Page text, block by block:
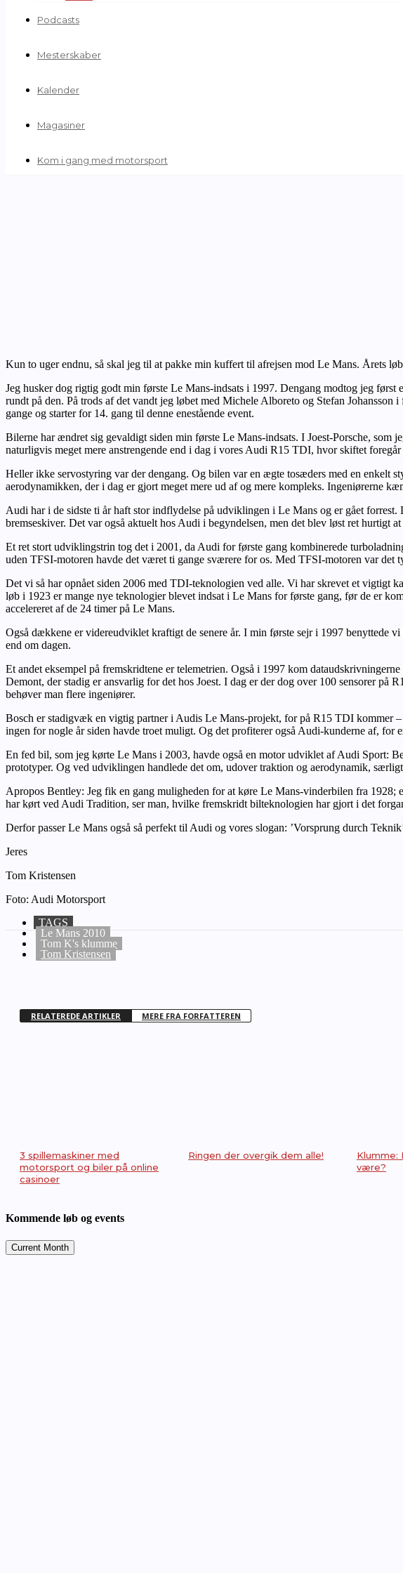
Podcasts
Mesterskaber
Kalender
Magasiner
Kom i gang med motorsport
Kun to uger endnu, så skal jeg til at pakke min kuffert til afrejsen mod Le Mans. Årets
Jeg husker dog rigtig godt min første Le Mans-indsats i 1997. Dengang modtog jeg
rundt på den. På trods af det vandt jeg løbet med Michele Alboreto og Stefan
gange og starter for 14. gang til denne enestående event.
Bilerne har ændret sig gevaldigt siden min første Le Mans-indsats. I Joest-Porsche,
naturligvis meget mere anstrengende end i dag i vores Audi R15 TDI, hvor skiftet
Heller ikke servostyring var der dengang. Og bilen var en ægte tosæders med en enkelt
aerodynamikken, der i dag er gjort meget mere ud af og mere kompleks. Ingeniørerne
Audi har i de sidste ti år haft stor indflydelse på udviklingen i Le Mans og er gået
bremseskiver. Det var også aktuelt hos Audi i begyndelsen, men det blev løst ret
Et ret stort udviklingstrin tog det i 2001, da Audi for første gang kombinerede
uden TFSI-motoren havde det været ti gange sværere for os. Med TFSI-motoren var det
Det vi så har opnået siden 2006 med TDI-teknologien ved alle. Vi har skrevet et vigtigt
løb i 1923 er mange nye teknologier blevet indsat i Le Mans for første gang, før de er
accelereret af de 24 timer på Le Mans.
Også dækkene er videreudviklet kraftigt de senere år. I min første sejr i 1997
end om dagen.
Et andet eksempel på fremskridtene er telemetrien. Også i 1997 kom
Demont, der stadig er ansvarlig for det hos Joest. I dag er der dog over 100 sensorer
behøver man flere ingeniører.
Bosch er stadigvæk en vigtig partner i Audis Le Mans-projekt, for på R15 TDI kommer
ingen for nogle år siden havde troet muligt. Og det profiterer også Audi-kunderne af,
En fed bil, som jeg kørte Le Mans i 2003, havde også en motor udviklet af Audi Sport:
prototyper. Og ved udviklingen handlede det om, udover traktion og aerodynamik,
Apropos Bentley: Jeg fik en gang muligheden for at køre Le Mans-vinderbilen fra
har kørt ved Audi Tradition, ser man, hvilke fremskridt bilteknologien har gjort i det
Derfor passer Le Mans også så perfekt til Audi og vores slogan: ’Vorsprung durch
Jeres
Tom Kristensen
Foto: Audi Motorsport
TAGS
Le Mans 2010
Tom K's klumme
Tom Kristensen
RELATEREDE ARTIKLER MERE FRA FORFATTEREN
3 spillemaskiner med
motorsport og biler på online
casinoer
Ringen der overgik dem alle!
Klumme:
være?
Kommende løb og events
Current Month